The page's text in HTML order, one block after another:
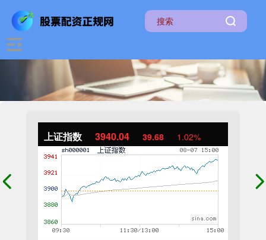
上证指数 3940.04 39.68 1.02%